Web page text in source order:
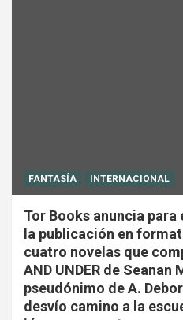
FANTASÍA INTERNACIONAL
Tor Books anuncia para
la publicación en
cuatro novelas que
AND UNDER de Seanan
pseudónimo de A.
desvío camino a la